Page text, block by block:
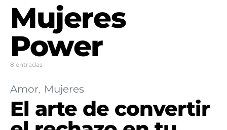
Mujeres
Power
8 entradas
Amor Mujeres
El arte de convertir